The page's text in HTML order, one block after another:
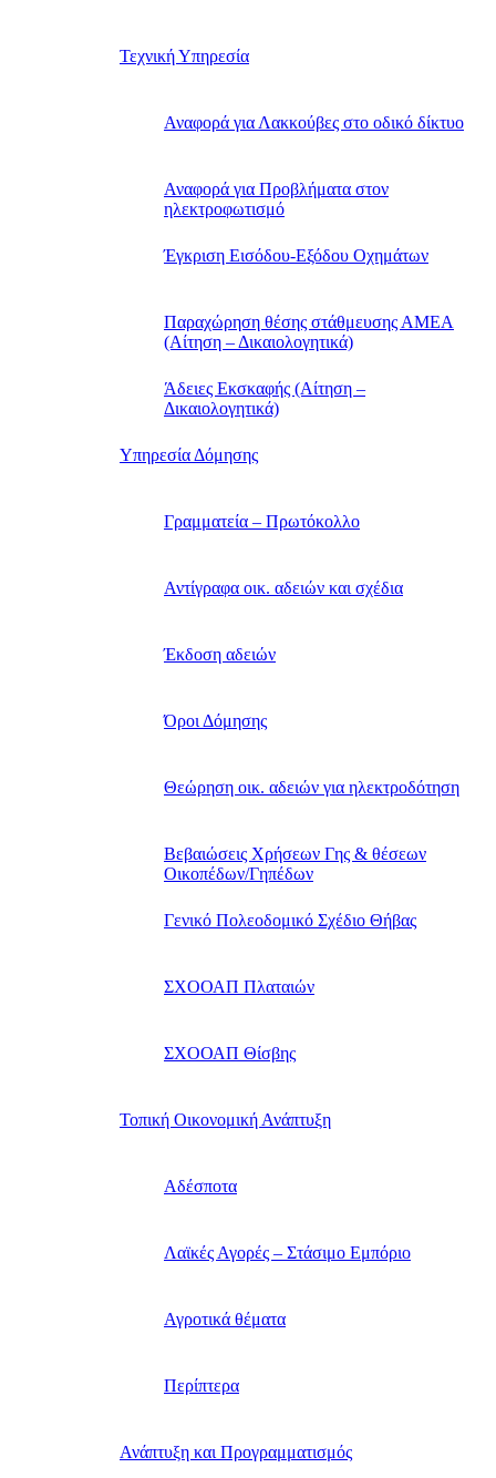
Τεχνική Υπηρεσία
Αναφορά για Λακκούβες στο οδικό δίκτυο
Αναφορά για Προβλήματα στον
ηλεκτροφωτισμό
Έγκριση Εισόδου-Εξόδου Οχημάτων
Παραχώρηση θέσης στάθμευσης ΑΜΕΑ
(Αίτηση – Δικαιολογητικά)
Άδειες Εκσκαφής (Αίτηση –
Δικαιολογητικά)
Υπηρεσία Δόμησης
Γραμματεία – Πρωτόκολλο
Αντίγραφα οικ. αδειών και σχέδια
Έκδοση αδειών
Όροι Δόμησης
Θεώρηση οικ. αδειών για ηλεκτροδότηση
Βεβαιώσεις Χρήσεων Γης & θέσεων
Οικοπέδων/Γηπέδων
Γενικό Πολεοδομικό Σχέδιο Θήβας
ΣΧΟΟΑΠ Πλαταιών
ΣΧΟΟΑΠ Θίσβης
Τοπική Οικονομική Ανάπτυξη
Αδέσποτα
Λαϊκές Αγορές – Στάσιμο Εμπόριο
Αγροτικά θέματα
Περίπτερα
Ανάπτυξη και Προγραμματισμός